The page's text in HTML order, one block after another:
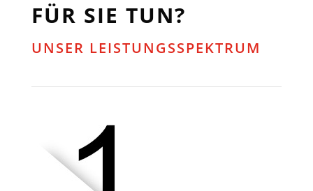
FÜR SIE TUN?
UNSER LEISTUNGSSPEKTRUM